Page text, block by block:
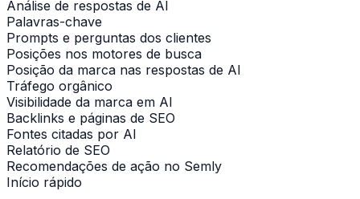
Análise de respostas de AI
Palavras-chave
Prompts e perguntas dos clientes
Posições nos motores de busca
Posição da marca nas respostas de AI
Tráfego orgânico
Visibilidade da marca em AI
Backlinks e páginas de SEO
Fontes citadas por AI
Relatório de SEO
Recomendações de ação no Semly
Início rápido